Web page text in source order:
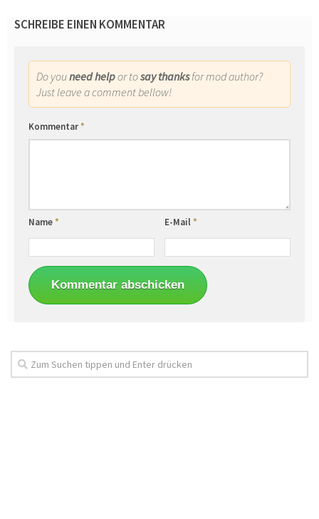
SCHREIBE EINEN KOMMENTAR
Do youneed helpor tosay thanksfor mod author?
Just leave a comment bellow!
Kommentar*
Name* E-Mail*